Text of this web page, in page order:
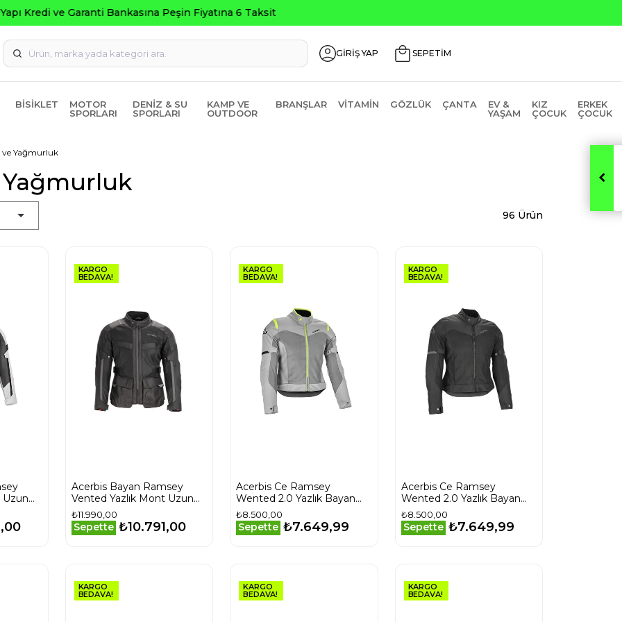
Seçili Ürünlerde ₺2000 Üzeri ₺200 İndirim Kodu: AGUSTOS200
GİRİŞ YAP SEPETİM
BISIKLET
MOTOR
SPORLARI
DENIZ & SU
SPORLARI
KAMP VE
OUTDOOR
BRANŞLAR VITAMIN GÖZLÜK ÇANTA
EV &
YAŞAM
KIZ
ÇOCUK
ERKEK
ÇOCUK
ve Yağmurluk
96 Ürün
Uzun
KARGO
BEDAVA!
Acerbis Bayan Ramsey
Vented Yazlık Mont Uzun
Siyah
₺11.990,00
Sepette ₺10.791,00
KARGO
BEDAVA!
Acerbis Ce Ramsey
Wented 2.0 Yazlık Bayan
Mont Gri Sarı
₺8.500,00
Sepette ₺7.649,99
KARGO
BEDAVA!
Acerbis Ce Ramsey
Wented 2.0 Yazlık Bayan
Mont Siyah
₺8.500,00
Sepette ₺7.649,99
KARGO
BEDAVA!
KARGO
BEDAVA!
KARGO
BEDAVA!